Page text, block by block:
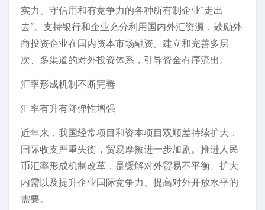
实力、守信用和有竞争力的各种所有制企业“走出
去”。支持银行和企业充分利用国内外汇资源，鼓励外
商投资企业在国内资本市场融资。建立和完善多层
次、多渠道的对外投资体系，引导资金有序流出。
汇率形成机制不断完善
汇率有升有降弹性增强
近年来，我国经常项目和资本项目双顺差持续扩大，
国际收支严重失衡，贸易摩擦进一步加剧。推进人民
币汇率形成机制改革，是缓解对外贸易不平衡、扩大
内需以及提升企业国际竞争力、提高对外开放水平的
需要。